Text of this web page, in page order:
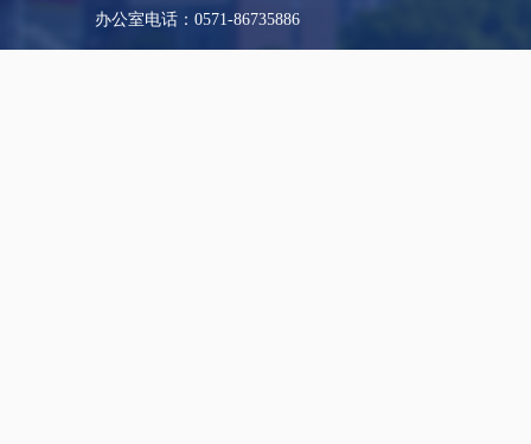
办公室电话：0571-86735886